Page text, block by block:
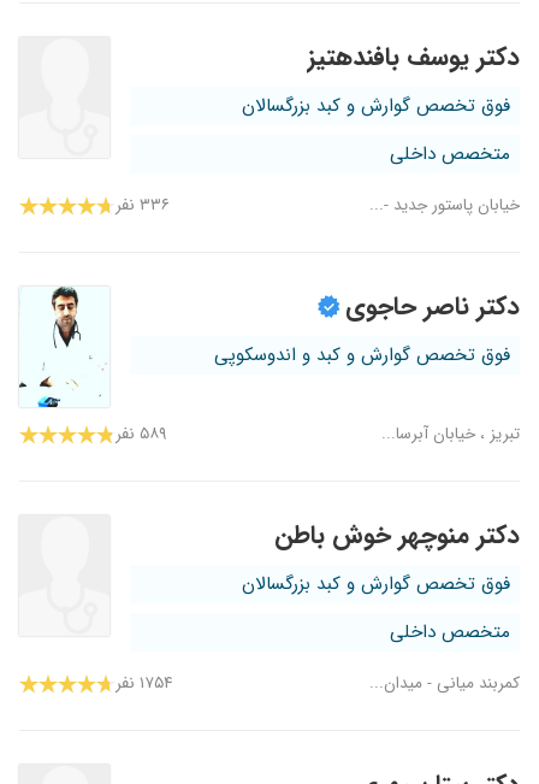
دکتر یوسف بافندهتیز
فوق تخصص گوارش و کبد بزرگسالان
متخصص داخلی
خیابان پاستور جدید -... ۳۳۶ نفر
دکتر ناصر حاجوی
فوق تخصص گوارش و کبد و اندوسکوپی
تبریز ، خیابان آبرسا... ۵۸۹ نفر
دکتر منوچهر خوش باطن
فوق تخصص گوارش و کبد بزرگسالان
متخصص داخلی
کمربند میانی - میدان... ۱۷۵۴ نفر